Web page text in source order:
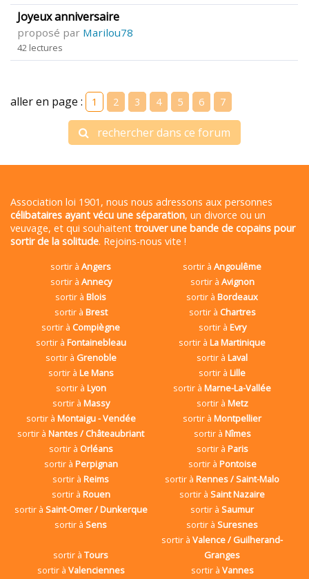
Joyeux anniversaire
proposé par Marilou78
42 lectures
aller en page : 1 2 3 4 5 6 7
rechercher dans ce forum
Association loi 1901, nous nous adressons aux personnes
célibataires ayant vécu une séparation, un divorce ou un
veuvage, et qui souhaitent trouver une bande de copains pour
sortir de la solitude. Rejoins-nous vite !
sortir àAngers sortir àAngoulême
sortir à Annecy sortir à Avignon
sortir àBlois sortir àBordeaux
sortir à Brest sortir à Chartres
sortir à Compiègne sortir à Evry
sortir à Fontainebleau sortir àLa Martinique
sortir à Grenoble sortir àLaval
sortir à Le Mans sortir àLille
sortir à Lyon sortir àMarne-La-Vallée
sortir à Massy sortir à Metz
sortir à Montaigu - Vendée sortir àMontpellier
sortir àNantes / Châteaubriant sortir à Nîmes
sortir à Orléans sortir à Paris
sortir à Perpignan sortir à Pontoise
sortir àReims sortir àRennes / Saint-Malo
sortir à Rouen sortir àSaint Nazaire
sortir à Saint-Omer / Dunkerque sortir àSaumur
sortir àSens sortir àSuresnes
sortir àTours
sortir àValence / Guilherand-
Granges
sortir à Valenciennes sortir à Vannes